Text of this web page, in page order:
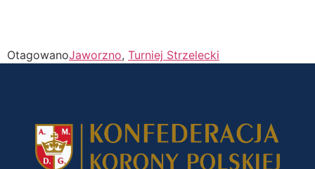
OtagowanoJaworzno, Turniej Strzelecki